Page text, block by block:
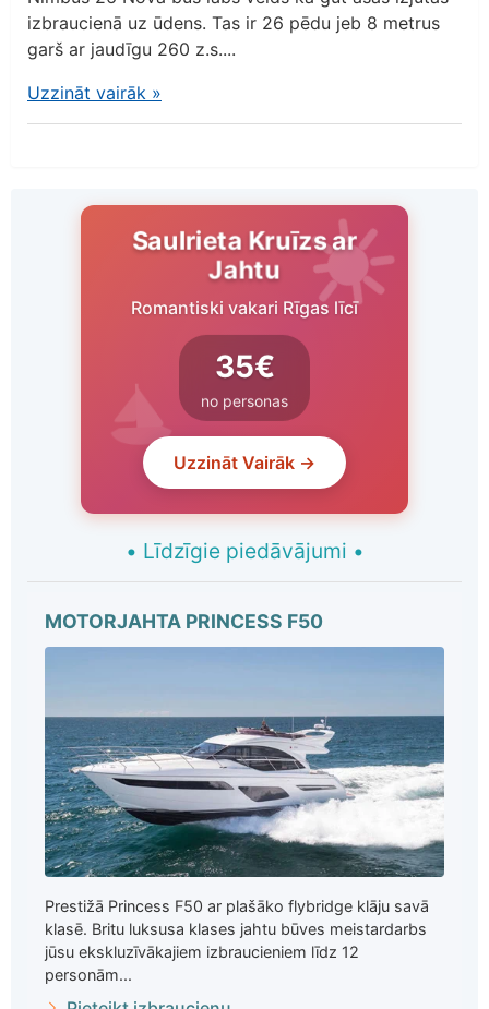
izbraucienā uz ūdens. Tas ir 26 pēdu jeb 8 metrus
garš ar jaudīgu 260 z.s....
Uzzināt vairāk »
Saulrieta Kruīzs ar
Jahtu
Romantiski vakari Rīgas līcī
35€
no personas
Uzzināt Vairāk →
• Līdzīgie piedāvājumi •
MOTORJAHTA PRINCESS F50
Prestižā Princess F50 ar plašāko flybridge klāju savā
klasē. Britu luksusa klases jahtu būves meistardarbs
jūsu ekskluzīvākajiem izbraucieniem līdz 12
personām...